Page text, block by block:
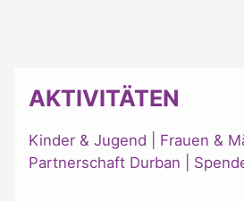
AKTIVITÄTEN
Kinder & Jugend Frauen &
Partnerschaft Durban